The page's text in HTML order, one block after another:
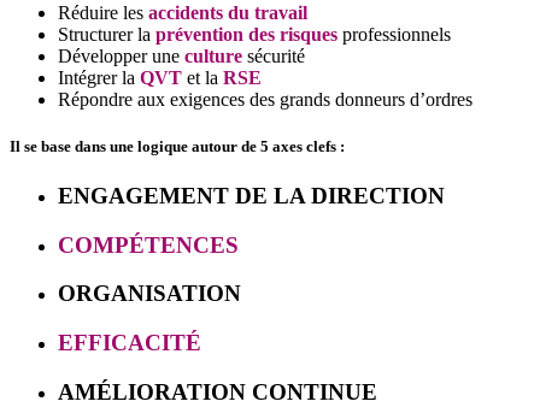
Réduire les accidents du travail
Structurer la prévention des risques professionnels
Développer une culture sécurité
Intégrer la QVT et la RSE
Répondre aux exigences des grands donneurs d’ordres
Il se base dans une logique autour de 5 axes clefs :
ENGAGEMENT DE LA DIRECTION
COMPÉTENCES
ORGANISATION
EFFICACITÉ
AMÉLIORATION CONTINUE